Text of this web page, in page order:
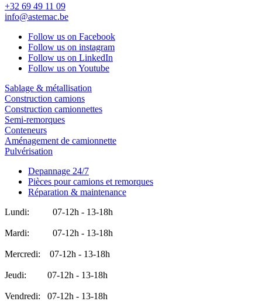
+32 69 49 11 09
info@astemac.be
Follow us on Facebook
Follow us on instagram
Follow us on LinkedIn
Follow us on Youtube
Sablage & métallisation
Construction camions
Construction camionnettes
Semi-remorques
Conteneurs
Aménagement de camionnette
Pulvérisation
Depannage 24/7
Pièces pour camions et remorques
Réparation & maintenance
Lundi: 07-12h - 13-18h
Mardi: 07-12h - 13-18h
Mercredi: 07-12h - 13-18h
Jeudi: 07-12h - 13-18h
Vendredi: 07-12h - 13-18h